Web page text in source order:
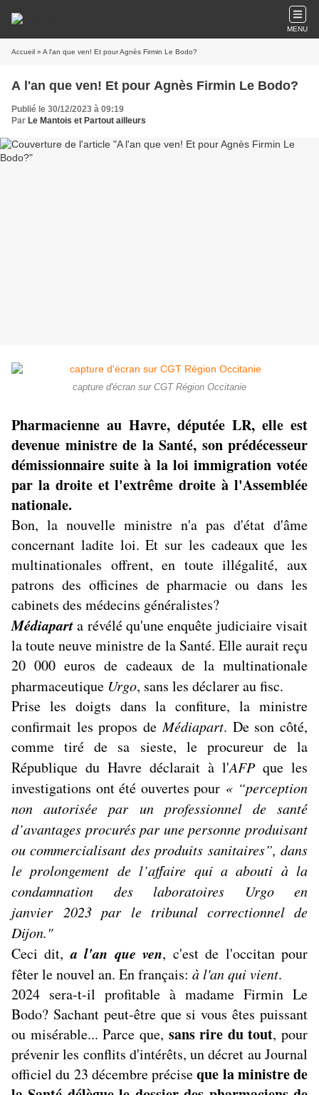
MENU
Accueil » A l'an que ven! Et pour Agnès Firmin Le Bodo?
A l'an que ven! Et pour Agnès Firmin Le Bodo?
Publié le 30/12/2023 à 09:19
Par Le Mantois et Partout ailleurs
capture d'écran sur CGT Région Occitanie
Pharmacienne au Havre, députée LR, elle est
devenue ministre de la Santé, son prédécesseur
démissionnaire suite à la loi immigration votée
par la droite et l'extrême droite à l'Assemblée
nationale.
Bon, la nouvelle ministre n'a pas d'état d'âme
concernant ladite loi. Et sur les cadeaux que les
multinationales offrent, en toute illégalité, aux
patrons des officines de pharmacie ou dans les
cabinets des médecins généralistes?
Médiaparta révélé qu'une enquête judiciaire visait
la toute neuve ministre de la Santé. Elle aurait reçu
20 000 euros de cadeaux de la multinationale
pharmaceutique Urgo, sans les déclarer au fisc.
Prise les doigts dans la confiture, la ministre
confirmait les propos deMédiapart. De son côté,
comme tiré de sa sieste, le procureur de la
République du Havre déclarait à l'AFP que les
investigations ont été ouvertes pour « “perception
non autorisée par un professionnel de santé
d’avantages procurés par une personne produisant
ou commercialisant des produits sanitaires”, dans
le prolongement de l’affaire qui a abouti à la
condamnation des laboratoires Urgo en
janvier 2023 par le tribunal correctionnel de
Dijon."
Ceci dit,a l'an que ven, c'est de l'occitan pour
fêter le nouvel an. En français: à l'an qui vient.
2024 sera-t-il profitable à madame Firmin Le
Bodo? Sachant peut-être que si vous êtes puissant
ou misérable... Parce que, sans rire du tout, pour
prévenir les conflits d'intérêts, un décret au Journal
officiel du 23 décembre préciseque la ministre de